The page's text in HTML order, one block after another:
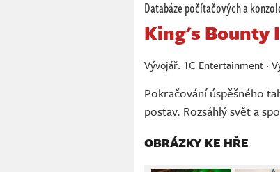
Databáze počítačových a
King's Bounty
Vývojář: 1C Entertainment ·
Pokračování úspěšného
postav. Rozsáhlý svět a
OBRÁZKY KE HŘE